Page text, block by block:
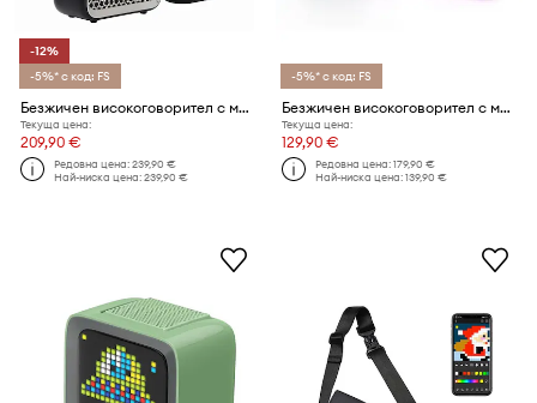
-12%
-5%* с код: FS
Безжичен високоговорител с микрофони Divoom Songbird
Текуща цена:
209,90 €
Редовна цена:239,90 €
Най-ниска цена:239,90 €
-5%* с код: FS
Безжичен високоговорител с микрофони Divoom Songbird SE
Текуща цена:
129,90 €
Редовна цена:179,90 €
Най-ниска цена:139,90 €